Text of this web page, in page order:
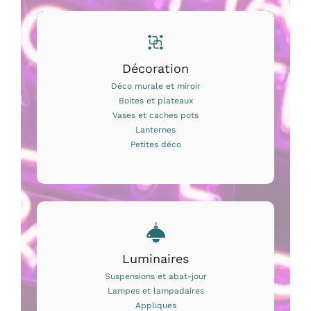
Décoration
Déco murale et miroir
Boites et plateaux
Vases et caches pots
Lanternes
Petites déco
Luminaires
Suspensions et abat-jour
Lampes et lampadaires
Appliques